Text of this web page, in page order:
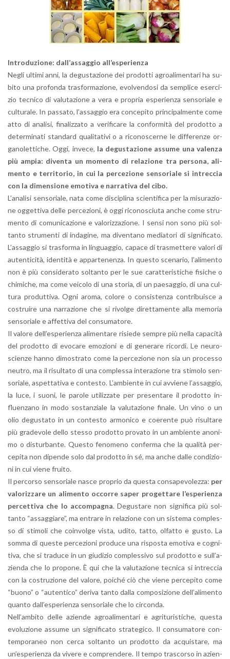
In­tro­du­zio­ne: dal­l’as­sag­gio al­l’e­spe­rien­za
Negli ul­ti­mi anni, la de­gu­sta­zio­ne dei pro­dot­ti agroa­li­men­ta­ri ha su­
bi­to una pro­fon­da tra­sfor­ma­zio­ne, evol­ven­do­si da sem­pli­ce eser­ci­
zio tec­ni­co di va­lu­ta­zio­ne a vera e pro­pria espe­rien­za sen­so­ria­le e
cul­tu­ra­le. In pas­sa­to, l’as­sag­gio era con­ce­pi­to prin­ci­pal­men­te come
atto di ana­li­si, fi­na­liz­za­to a ve­ri­fi­ca­re la con­for­mi­tà del pro­dot­to a
de­ter­mi­na­ti stan­dard qua­li­ta­ti­vi o a ri­co­no­scer­ne le dif­fe­ren­ze or­
ga­no­let­ti­che. Oggi, in­ve­ce, la de­gu­sta­zio­ne as­su­me una va­len­za
più ampia: di­ven­ta un mo­men­to di re­la­zio­ne tra per­so­na, ali­
men­to e ter­ri­to­rio, in cui la per­ce­zio­ne sen­so­ria­le si in­trec­cia
con la di­men­sio­ne emo­ti­va e nar­ra­ti­va del cibo.
L’a­na­li­si sen­so­ria­le, nata come di­sci­pli­na scien­ti­fi­ca per la mi­su­ra­zio­
ne og­get­ti­va delle per­ce­zio­ni, è oggi ri­co­no­sciu­ta anche come stru­
men­to di co­mu­ni­ca­zio­ne e va­lo­riz­za­zio­ne. I sensi non sono più sol­
tan­to stru­men­ti di in­da­gi­ne, ma di­ven­ta­no me­dia­to­ri di si­gni­fi­ca­to.
L’as­sag­gio si tra­sfor­ma in lin­guag­gio, ca­pa­ce di tra­smet­te­re va­lo­ri di
au­ten­ti­ci­tà, iden­ti­tà e ap­par­te­nen­za. In que­sto sce­na­rio, l’a­li­men­to
non è più con­si­de­ra­to sol­tan­to per le sue ca­rat­te­ri­sti­che fi­si­che o
chi­mi­che, ma come vei­co­lo di una sto­ria, di un pae­sag­gio, di una cul­
tu­ra pro­dut­ti­va. Ogni aroma, co­lo­re o con­si­sten­za con­tri­bui­sce a
co­strui­re una nar­ra­zio­ne che si ri­vol­ge di­ret­ta­men­te alla me­mo­ria
sen­so­ria­le e af­fet­ti­va del con­su­ma­to­re.
Il va­lo­re del­l’e­spe­rien­za ali­men­ta­re ri­sie­de sem­pre più nella ca­pa­ci­tà
del pro­dot­to di evo­ca­re emo­zio­ni e di ge­ne­ra­re ri­cor­di. Le neu­ro­
scien­ze hanno di­mo­stra­to come la per­ce­zio­ne non sia un pro­ces­so
neu­tro, ma il ri­sul­ta­to di una com­ples­sa in­te­ra­zio­ne tra sti­mo­lo sen­
so­ria­le, aspet­ta­ti­va e con­te­sto. L’am­bien­te in cui av­vie­ne l’as­sag­gio,
la luce, i suoni, le pa­ro­le uti­liz­za­te per pre­sen­ta­re il pro­dot­to in­
fluen­za­no in modo so­stan­zia­le la va­lu­ta­zio­ne fi­na­le. Un vino o un
olio de­gu­sta­to in un con­te­sto ar­mo­ni­co e coe­ren­te può ri­sul­ta­re
più gra­de­vo­le dello stes­so pro­dot­to pro­va­to in un am­bien­te ano­ni­
mo o di­stur­ban­te. Que­sto fe­no­me­no con­fer­ma che la qua­li­tà per­
ce­pi­ta non di­pen­de solo dal pro­dot­to in sé, ma anche dalle con­di­zio­
ni in cui viene frui­to.
Il per­cor­so sen­so­ria­le nasce pro­prio da que­sta con­sa­pe­vo­lez­za: per
va­lo­riz­za­re un ali­men­to oc­cor­re saper pro­get­ta­re l’e­spe­rien­za
per­cet­ti­va che lo ac­com­pa­gna. De­gu­sta­re non si­gni­fi­ca più sol­
tan­to “as­sag­gia­re”, ma en­tra­re in re­la­zio­ne con un si­ste­ma com­ples­
so di sti­mo­li che coin­vol­ge vista, udito, tatto, ol­fat­to e gusto. La
somma di que­ste per­ce­zio­ni pro­du­ce una ri­spo­sta emo­ti­va e co­gni­
ti­va, che si tra­du­ce in un giu­di­zio com­ples­si­vo sul pro­dot­to e sul­l’a­
zien­da che lo pro­po­ne. È qui che la va­lu­ta­zio­ne tec­ni­ca si in­trec­cia
con la co­stru­zio­ne del va­lo­re, poi­ché ciò che viene per­ce­pi­to come
“buono” o “au­ten­ti­co” de­ri­va tanto dalla com­po­si­zio­ne del­l’a­li­men­to
quan­to dal­l’e­spe­rien­za sen­so­ria­le che lo cir­con­da.
Nel­l’am­bi­to delle azien­de agroa­li­men­ta­ri e agri­tu­ri­sti­che, que­sta
evo­lu­zio­ne as­su­me un si­gni­fi­ca­to stra­te­gi­co. Il con­su­ma­to­re con­
tem­po­ra­neo non cerca sol­tan­to un pro­dot­to da ac­qui­sta­re, ma
un’e­spe­rien­za da vi­ve­re e com­pren­de­re. Il tempo tra­scor­so in azien­